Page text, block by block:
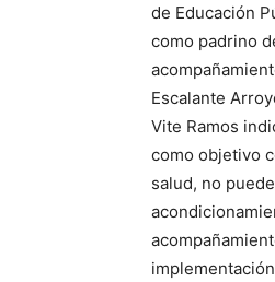
de Educación
como padrino
Escalante
Vite Ramos
como objetivo
salud, no